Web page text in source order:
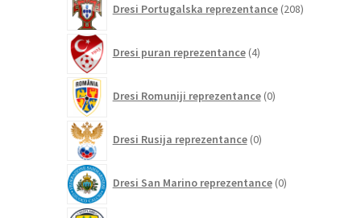
Dresi Portugalska reprezentance 208izdelkov
Dresi puran reprezentance 4izdelki
Dresi Romuniji reprezentance 0izdelkov
Dresi Rusija reprezentance 0izdelkov
Dresi San Marino reprezentance 0izdelkov